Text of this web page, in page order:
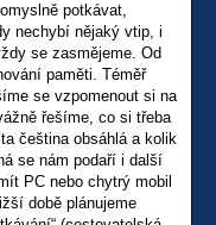
potkávat,
nechybí nějaký vtip, i
se zasmějeme. Od
paměti. Téměř
se vzpomenout si na
řešíme, co si třeba
čeština obsáhlá a kolik
se nám podaří i další
PC nebo chytrý mobil
době plánujeme